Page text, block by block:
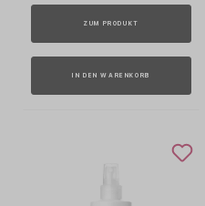
ZUM PRODUKT
IN DEN WARENKORB